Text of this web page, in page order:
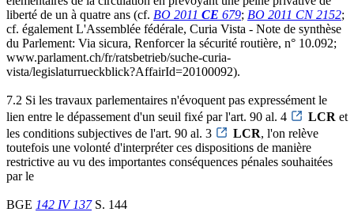
liberté de un à quatre ans (cf. BO 2011 CE 679; BO 2011 CN 2152;
cf. également L'Assemblée fédérale, Curia Vista - Note de synthèse
du Parlement: Via sicura, Renforcer la sécurité routière, n° 10.092;
www.parlament.ch/fr/ratsbetrieb/suche-curia-
vista/legislaturrueckblick?AffairId=20100092).
7.2 Si les travaux parlementaires n'évoquent pas expressément le
lien entre le dépassement d'un seuil fixé par l'art. 90 al. 4
LCR et
les conditions subjectives de l'art. 90 al. 3
LCR, l'on relève
toutefois une volonté d'interpréter ces dispositions de manière
restrictive au vu des importantes conséquences pénales souhaitées
par le
BGE 142 IV 137S. 144